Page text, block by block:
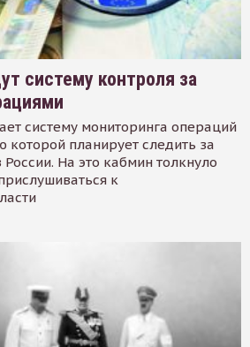
систему контроля за
систему мониторинга операций
планирует следить за
На это кабмин толкнуло
к